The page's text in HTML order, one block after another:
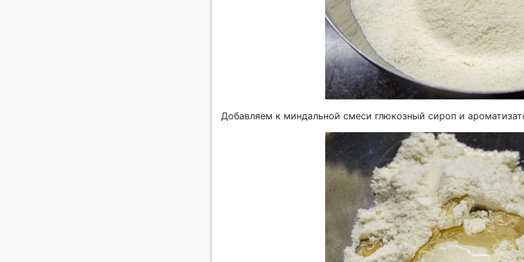
Добавляем к миндальной смеси глюкозный сироп и